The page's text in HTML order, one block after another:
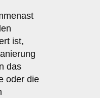
ist,
das
oder die